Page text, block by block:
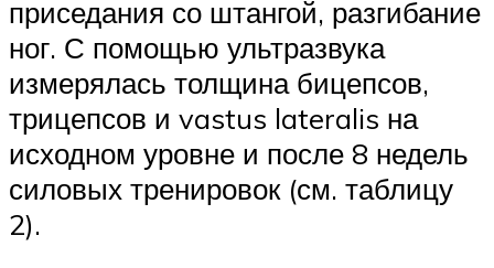
приседания со штангой, разгибание
ног. С помощью ультразвука
измерялась толщина бицепсов,
трицепсов и vastus lateralis на
исходном уровне и после 8 недель
силовых тренировок (см. таблицу
2).